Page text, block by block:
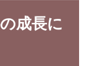
成長に